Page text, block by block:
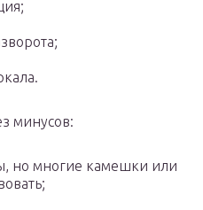
минусов:
но многие камешки или